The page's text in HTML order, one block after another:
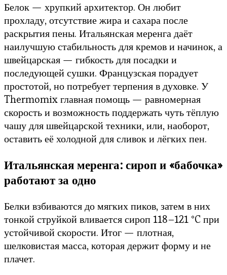
Белок — хрупкий архитектор. Он любит
прохладу, отсутствие жира и сахара после
раскрытия пены. Итальянская меренга даёт
наилучшую стабильность для кремов и начинок, а
швейцарская — гибкость для посадки и
последующей сушки. Французская порадует
простотой, но потребует терпения в духовке. У
Thermomix главная помощь — равномерная
скорость и возможность поддержать чуть тёплую
чашу для швейцарской техники, или, наоборот,
оставить её холодной для сливок и лёгких пен.
Итальянская меренга: сироп и «бабочка»
работают за одно
Белки взбиваются до мягких пиков, затем в них
тонкой струйкой вливается сироп 118–121 °C при
устойчивой скорости. Итог — плотная,
шелковистая масса, которая держит форму и не
плачет.